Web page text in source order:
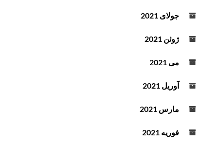
جولای 2021
ژوئن 2021
می 2021
آوریل 2021
مارس 2021
فوریه 2021